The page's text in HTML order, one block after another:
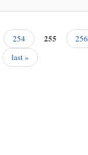
254 255 256
last »